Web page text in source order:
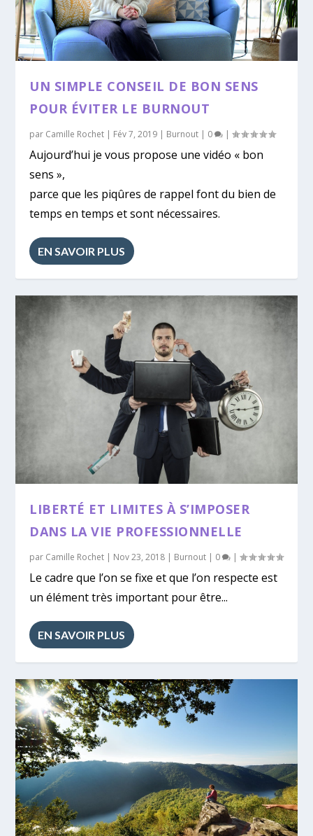
UN SIMPLE CONSEIL DE BON SENS
POUR ÉVITER LE BURNOUT
par Camille Rochet | Fév 7, 2019 | Burnout | 0 |
Aujourd’hui je vous propose une vidéo « bon
sens »,
parce que les piqûres de rappel font du bien de
temps en temps et sont nécessaires.
EN SAVOIR PLUS
LIBERTÉ ET LIMITES À S’IMPOSER
DANS LA VIE PROFESSIONNELLE
par Camille Rochet | Nov 23, 2018 | Burnout | 0 |
Le cadre que l’on se fixe et que l’on respecte est
un élément très important pour être...
EN SAVOIR PLUS